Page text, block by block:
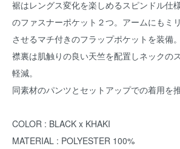
裾はレングス変化を楽しめるスピンドル仕
のファスナーポケット２つ。アームにもミ
させるマチ付きのフラップポケットを装備
襟裏は肌触りの良い天竺を配置しネックの
軽減。
同素材のパンツとセットアップでの着用を推
COLOR : BLACK x KHAKI
MATERIAL : POLYESTER 100%